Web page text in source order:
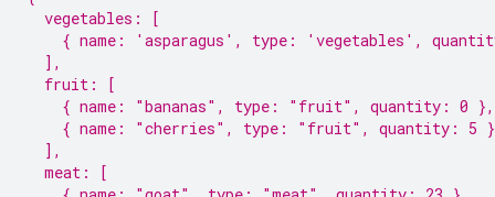
  vegetables: [
{ name: 'asparagus', type: 'vegetables',
  ],
  fruit: [
    { name: "bananas", type: "fruit", quantity: 0 },
    { name: "cherries", type: "fruit", quantity: 5 }
  ],
  meat: [